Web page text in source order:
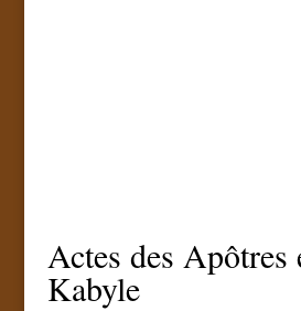
Actes des Apôtres
Kabyle